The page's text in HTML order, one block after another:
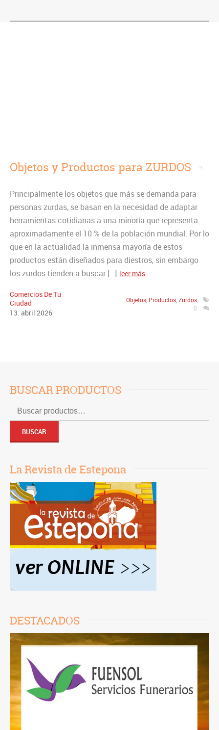
Objetos y Productos para ZURDOS
Principalmente los objetos que más se demanda para
personas zurdas, se basan en la necesidad de adaptar
herramientas cotidianas a una minoría que representa
aproximadamente el 10 % de la población mundial. Por lo
que en la actualidad la inmensa mayoría de estos
productos están diseñados para diestros, sin embargo
los zurdos tienden a buscar […] leer más
Comercios De Tu
Ciudad
13 abril 2026
Objetos Productos Zurdos
0
BUSCAR PRODUCTOS
Buscar
por:
BUSCAR
La Revista de Estepona
DESTACADOS